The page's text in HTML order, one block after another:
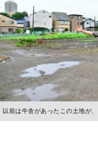
以前は牛舎があったこの土地が